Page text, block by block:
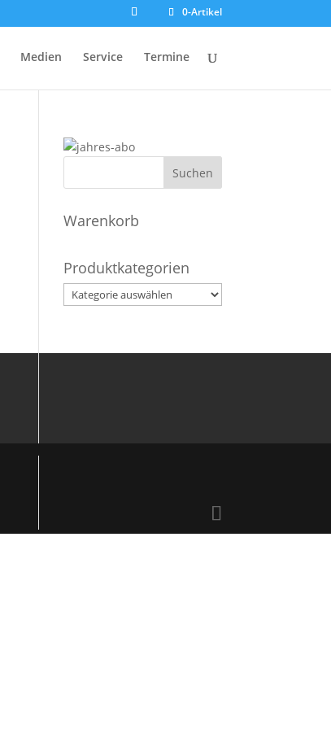
0-Artikel
Medien Service Termine
Warenkorb
Produktkategorien